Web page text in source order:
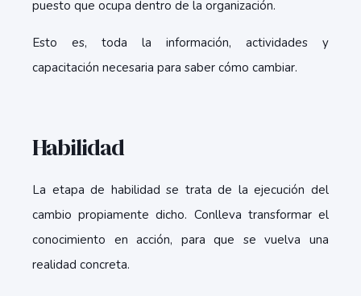
puesto que ocupa dentro de la organización.
Esto es, toda la información, actividades y
capacitación necesaria para saber cómo cambiar.
Habilidad
La etapa de habilidad se trata de la ejecución del
cambio propiamente dicho. Conlleva transformar el
conocimiento en acción, para que se vuelva una
realidad concreta.